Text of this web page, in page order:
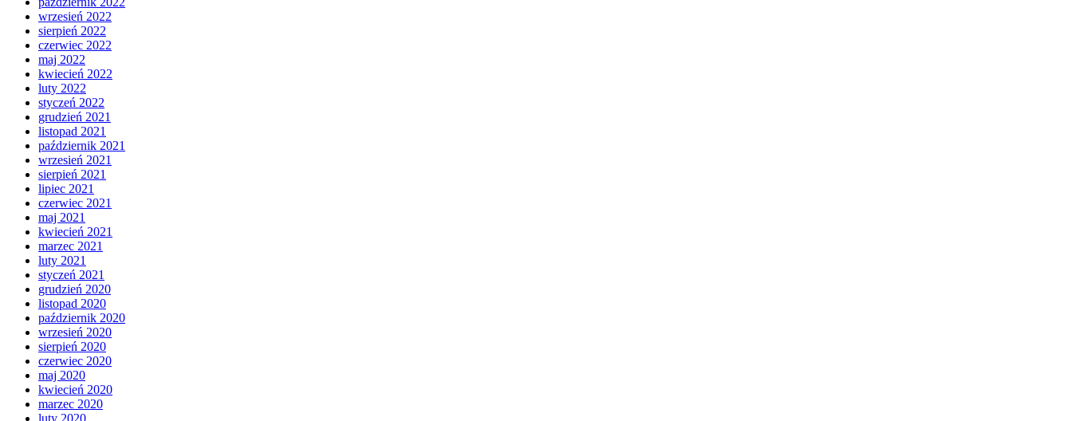
wrzesień 2022
sierpień 2022
czerwiec 2022
maj 2022
kwiecień 2022
luty 2022
styczeń 2022
grudzień 2021
listopad 2021
październik 2021
wrzesień 2021
sierpień 2021
lipiec 2021
czerwiec 2021
maj 2021
kwiecień 2021
marzec 2021
luty 2021
styczeń 2021
grudzień 2020
listopad 2020
październik 2020
wrzesień 2020
sierpień 2020
czerwiec 2020
maj 2020
kwiecień 2020
marzec 2020
luty 2020